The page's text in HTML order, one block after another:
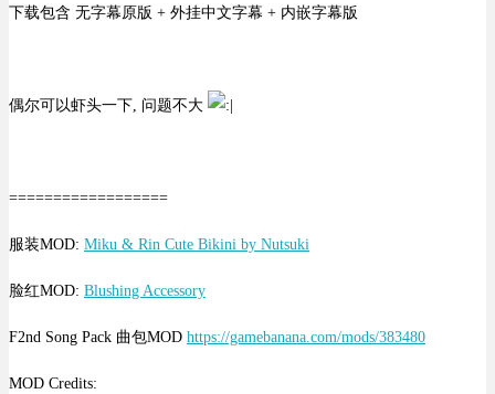
下载包含 无字幕原版 + 外挂中文字幕 + 内嵌字幕版
偶尔可以虾头一下, 问题不大
==================
服装MOD: Miku & Rin Cute Bikini by Nutsuki
脸红MOD: Blushing Accessory
F2nd Song Pack 曲包MOD https://gamebanana.com/mods/383480
MOD Credits: